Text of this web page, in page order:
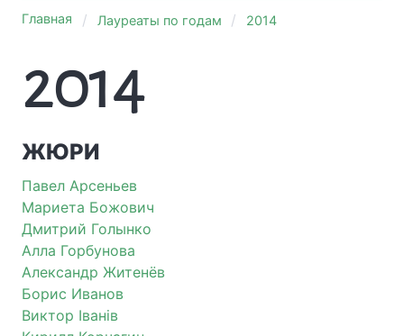
Главная Лауреаты по годам 2014
2014
ЖЮРИ
Павел Арсеньев
Мариета Божович
Дмитрий Голынко
Алла Горбунова
Александр Житенёв
Борис Иванов
Виктор Iванiв